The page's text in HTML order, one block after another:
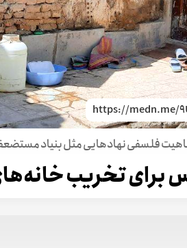
فلسفی نهادهایی مثل بنیاد
تخریب